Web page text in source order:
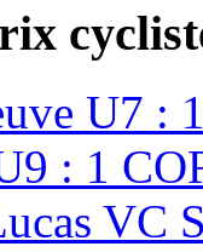
U7 :
: 1
VC